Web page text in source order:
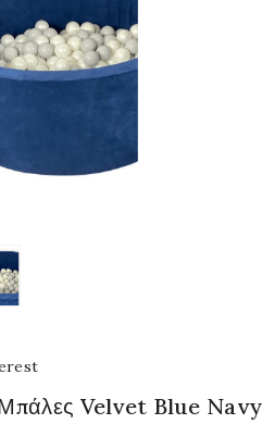
Μπάλες Velvet Blue Navy